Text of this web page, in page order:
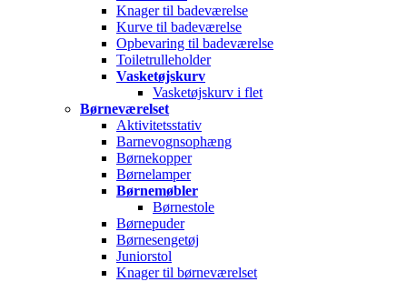
Knager til badeværelse
Kurve til badeværelse
Opbevaring til badeværelse
Toiletrulleholder
Vasketøjskurv
Vasketøjskurv i flet
Børneværelset
Aktivitetsstativ
Barnevognsophæng
Børnekopper
Børnelamper
Børnemøbler
Børnestole
Børnepuder
Børnesengetøj
Juniorstol
Knager til børneværelset